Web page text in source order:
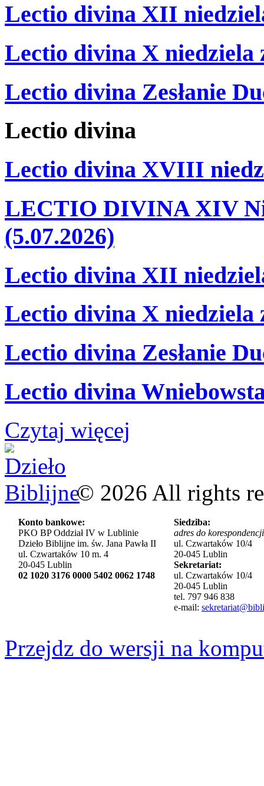
Lectio divina XII
Lectio divina X niedziela
Lectio divina Zesłanie
Lectio divina
Lectio divina XVIII
LECTIO DIVINA XIV
(5.07.2026)
Lectio divina XII
Lectio divina X niedziela
Lectio divina Zesłanie
Lectio divina
Czytaj więcej
© 2026 All rights
Konto bankowe:
PKO BP Oddział IV w Lublinie
Dzieło Biblijne im. św. Jana Pawła II
ul. Czwartaków 10 m. 4
20-045 Lublin
02 1020 3176 0000 5402 0062 1748
Siedziba:
adres do
ul. Czwartaków 10/4
20-045 Lublin
Sekretariat:
ul. Czwartaków 10/4
20-045 Lublin
tel. 797 946 838
e-mail:
Przejdz do wersji na